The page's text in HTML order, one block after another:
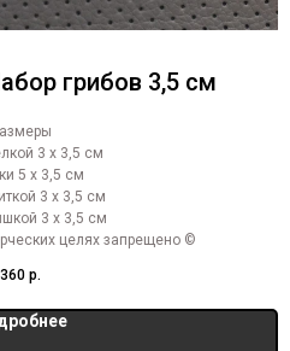
грибов 3,5 см
3 х 3,5 см
5 х 3,5 см
3 х 3,5 см
3 х 3,5 см
целях запрещено ©
360 р.